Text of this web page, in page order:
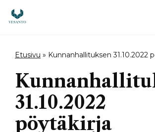
sisältöön
Etusivu » Kunnanhallituksen 31.10.2022
31.10.2022
pöytäkirja